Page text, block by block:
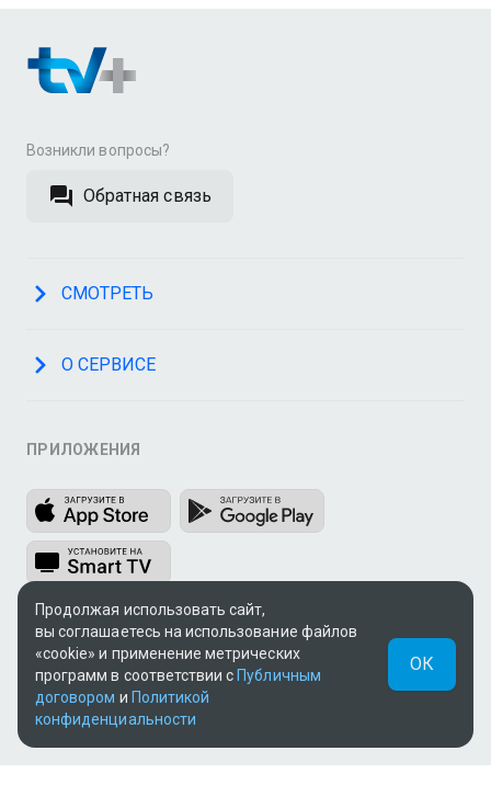
Возникли вопросы?
Обратная связь
СМОТРЕТЬ
О СЕРВИСЕ
ПРИЛОЖЕНИЯ
МЫ В СОЦСЕТЯХ
Продолжая использовать сайт,
вы соглашаетесь на использование файлов
«cookie» и применение метрических
программ в соответствии с Публичным
договором и Политикой
конфиденциальности
ОК